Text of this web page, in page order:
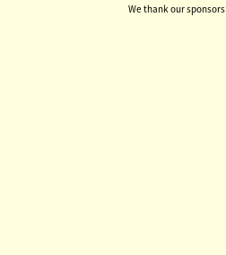
We thank our sponsors